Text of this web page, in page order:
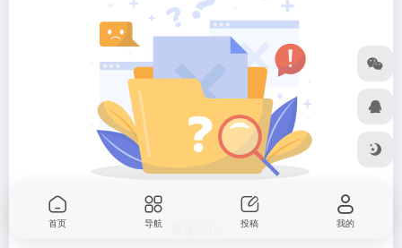
首页 导航 投稿 我的